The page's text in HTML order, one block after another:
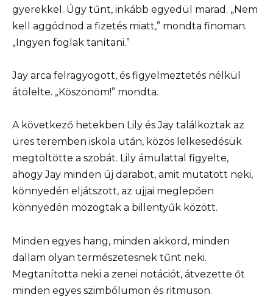
gyerekkel. Úgy tűnt, inkább egyedül marad. „Nem
kell aggódnod a fizetés miatt,” mondta finoman.
„Ingyen foglak tanítani.”
Jay arca felragyogott, és figyelmeztetés nélkül
átölelte. „Köszönöm!” mondta.
A következő hetekben Lily és Jay találkoztak az
üres teremben iskola után, közös lelkesedésük
megtöltötte a szobát. Lily ámulattal figyelte,
ahogy Jay minden új darabot, amit mutatott neki,
könnyedén eljátszott, az ujjai meglepően
könnyedén mozogtak a billentyűk között.
Minden egyes hang, minden akkord, minden
dallam olyan természetesnek tűnt neki.
Megtanította neki a zenei notációt, átvezette őt
minden egyes szimbólumon és ritmuson.